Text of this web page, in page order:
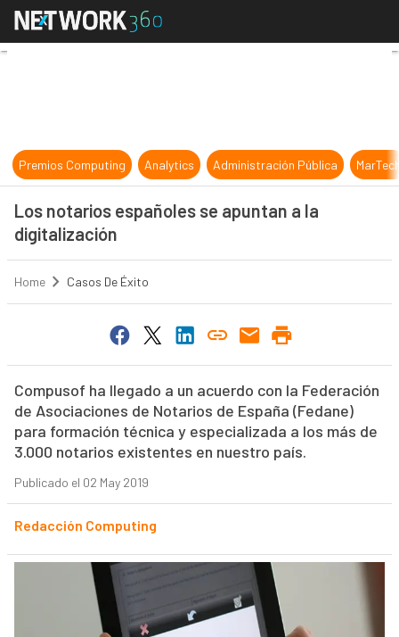
Los notarios españoles se
Premios Computing Analytics Administración Pública
Los notarios españoles se apuntan a la
digitalización
Home Casos De Éxito
Compusof ha llegado a un acuerdo con la Federación
de Asociaciones de Notarios de España (Fedane)
para formación técnica y especializada a los más de
3.000 notarios existentes en nuestro país.
Publicado el 02 May 2019
Redacción Computing